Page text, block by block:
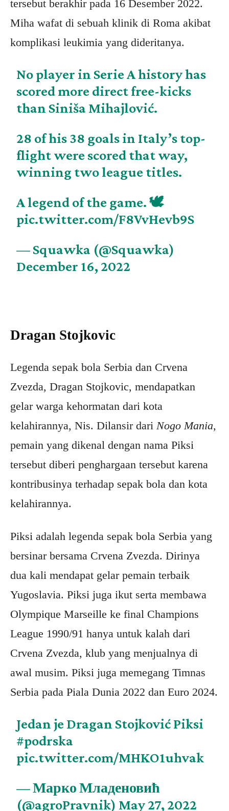
tersebut berakhir pada 16 Desember 2022.
Miha wafat di sebuah klinik di Roma akibat
komplikasi leukimia yang dideritanya.
No player in Serie A history has
scored more direct free-kicks
than Siniša Mihajlović.
28 of his 38 goals in Italy’s top-
flight were scored that way,
winning two league titles.
A legend of the game. 🕊
pic.twitter.com/F8VvHevb9S
— Squawka (@Squawka)
December 16, 2022
Dragan Stojkovic
Legenda sepak bola Serbia dan Crvena
Zvezda, Dragan Stojkovic, mendapatkan
gelar warga kehormatan dari kota
kelahirannya, Nis. Dilansir dari Nogo Mania,
pemain yang dikenal dengan nama Piksi
tersebut diberi penghargaan tersebut karena
kontribusinya terhadap sepak bola dan kota
kelahirannya.
Piksi adalah legenda sepak bola Serbia yang
bersinar bersama Crvena Zvezda. Dirinya
dua kali mendapat gelar pemain terbaik
Yugoslavia. Piksi juga ikut serta membawa
Olympique Marseille ke final Champions
League 1990/91 hanya untuk kalah dari
Crvena Zvezda, klub yang menjualnya di
awal musim. Piksi juga memegang Timnas
Serbia pada Piala Dunia 2022 dan Euro 2024.
Jedan je Dragan Stojković Piksi
#podrska
pic.twitter.com/MHKO1uhvak
— Марко Младеновић
(@agroPravnik) May 27, 2022